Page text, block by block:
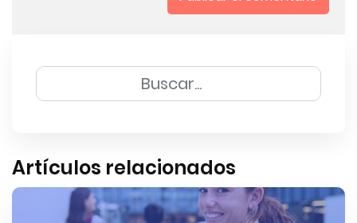
Artículos relacionados